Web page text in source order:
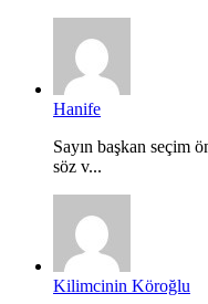
Hanife
Sayın başkan seçim
söz v...
Kilimcinin Köroğlu